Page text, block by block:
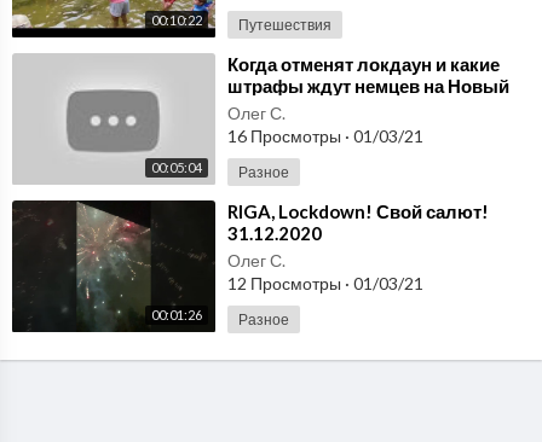
00:10:22 Путешествия
00:05:04
⁣Когда отменят локдаун и какие
штрафы ждут немцев на Новый
год / Новости Германии /
31.12.2020
Олег С.
16 Просмотры · 01/03/21
Разное
00:01:26
⁣RIGA, Lockdown! Свой салют!
31.12.2020
Олег С.
12 Просмотры · 01/03/21
Разное